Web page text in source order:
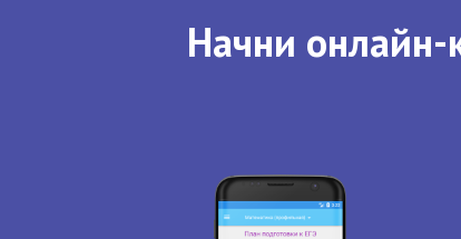
Начни онлайн-